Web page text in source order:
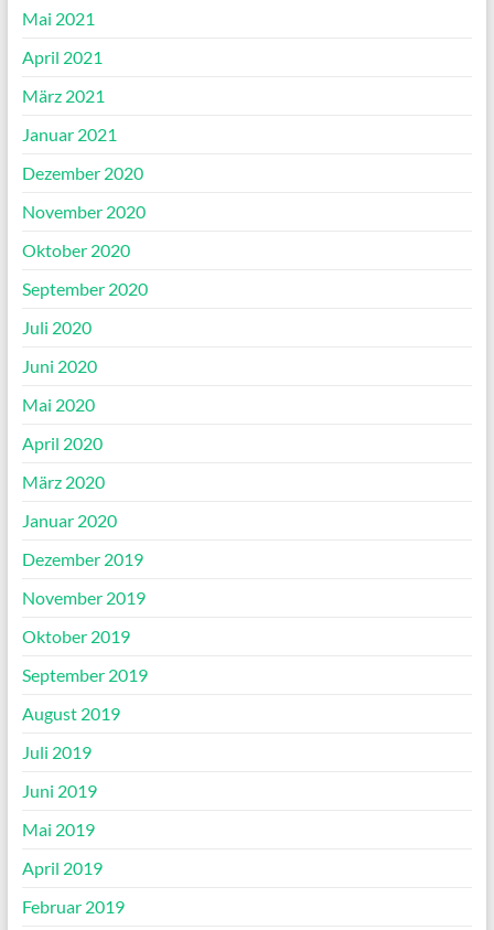
Mai 2021
April 2021
März 2021
Januar 2021
Dezember 2020
November 2020
Oktober 2020
September 2020
Juli 2020
Juni 2020
Mai 2020
April 2020
März 2020
Januar 2020
Dezember 2019
November 2019
Oktober 2019
September 2019
August 2019
Juli 2019
Juni 2019
Mai 2019
April 2019
Februar 2019